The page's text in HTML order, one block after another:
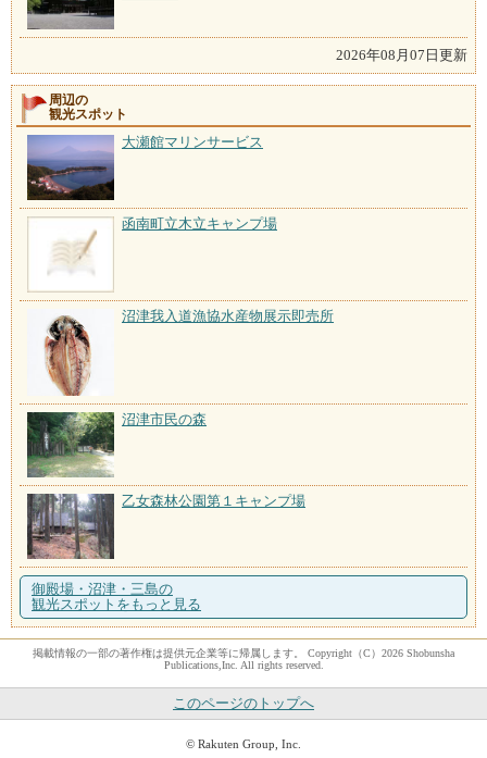
2026年08月07日更新
周辺の
観光スポット
大瀬館マリンサービス
函南町立木立キャンプ場
沼津我入道漁協水産物展示即売所
沼津市民の森
乙女森林公園第１キャンプ場
御殿場・沼津・三島の
観光スポットをもっと見る
掲載情報の一部の著作権は提供元企業等に帰属します。 Copyright（C）2026 Shobunsha
Publications,Inc. All rights reserved.
このページのトップへ
© Rakuten Group, Inc.